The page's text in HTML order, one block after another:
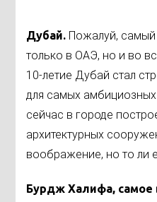
Дубай. Пожалуй, самый
только в ОАЭ, но и во
10-летие Дубай стал
для самых
сейчас в городе
архитектурных
воображение, но то ли
Бурдж Халифа, самое